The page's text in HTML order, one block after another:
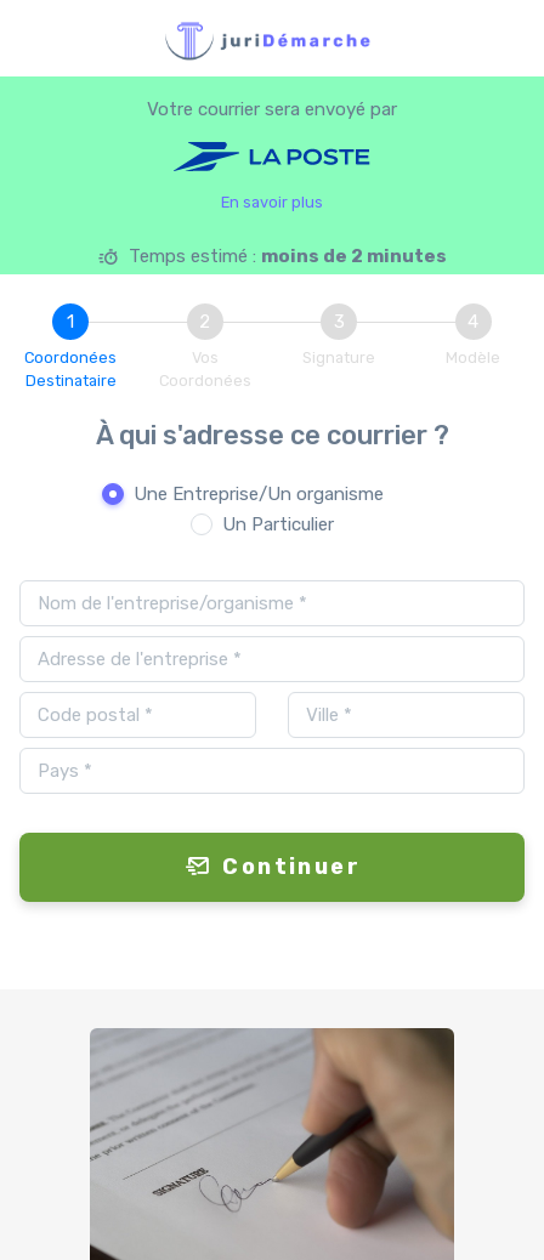
Votre courrier sera envoyé par
En savoir plus
Temps estimé : moins de 2 minutes
1
Coordonées
Destinataire
2
Vos
Coordonées
3
Signature
4
Modèle
À qui s'adresse ce courrier ?
Une Entreprise/Un organisme
Un Particulier
Continuer